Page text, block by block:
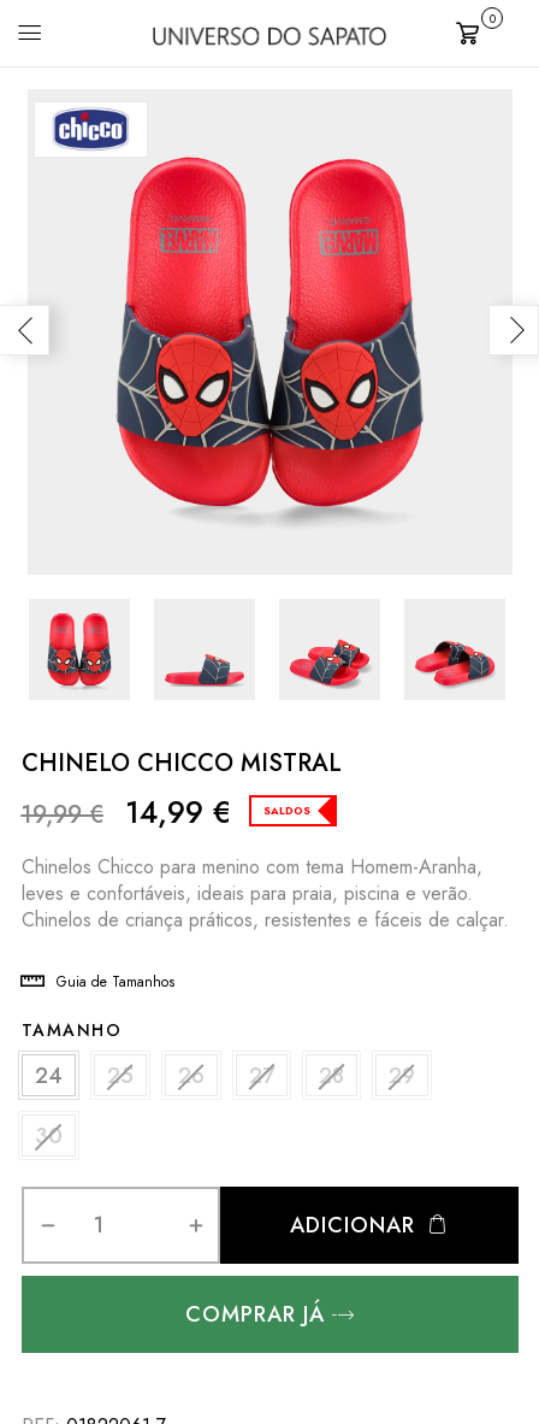
Carrinho
0
CHINELO CHICCO MISTRAL
19,99€ 14,99 € SALDOS
Chinelos Chicco para menino com tema Homem-Aranha,
leves e confortáveis, ideais para praia, piscina e verão.
Chinelos de criança práticos, resistentes e fáceis de calçar.
Guia de Tamanhos
TAMANHO
24 25 26 27 28
29
30
ADICIONAR
COMPRAR JÁ